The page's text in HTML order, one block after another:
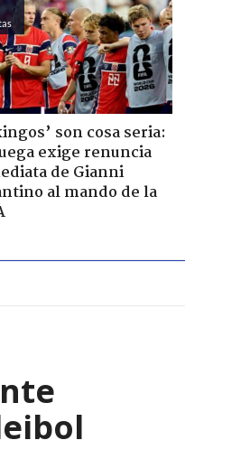
son cosa seria:
exige renuncia
de Gianni
al mando de la